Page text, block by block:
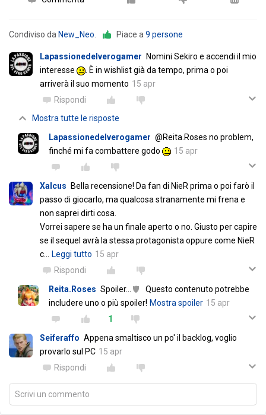
Condiviso da New_Neo Piace a 9 persone
Lapassionedelverogamer
Nomini Sekiro e accendi il mio
interesse
. È in wishlist già da tempo, prima o poi
arriverà il suo momento 15 apr
Rispondi
Mostra tutte le risposte
Lapassionedelverogamer @Reita.Roses no problem,
finché mi fa combattere godo
15 apr
Xalcus
Bella recensione! Da fan di NieR prima o poi farò il
passo di giocarlo, ma qualcosa stranamente mi frena e
non saprei dirti cosa.
Vorrei sapere se ha un finale aperto o no. Giusto per capire
se il sequel avrà la stessa protagonista oppure come NieR
c
Leggi tutto 15 apr
Rispondi
Reita.Roses Spoiler…
Questo contenuto potrebbe
includere uno o più spoiler! Mostra spoiler 15 apr
1
Seiferaffo Appena smaltisco un po' il backlog, voglio
provarlo sul PC 15 apr
Rispondi
Scrivi un commento